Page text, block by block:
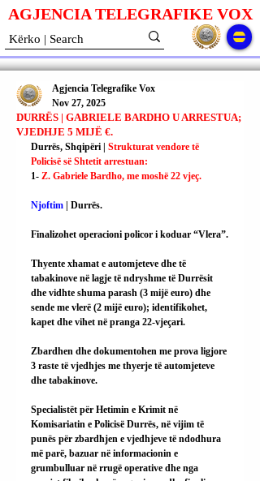
AGJENCIA TELEGRAFIKE VOX
DURRËS | GABRIELE BARDHO U ARRESTUA;
VJEDHJE 5 MIJË €.
Agjencia Telegrafike Vox
Nov 27, 2025
Durrës, Shqipëri | Strukturat vendore të
Policisë së Shtetit arrestuan:
1- Z. Gabriele Bardho, me moshë 22 vjeç.
Njoftim | Durrës.
Finalizohet operacioni policor i koduar “Vlera”.
Thyente xhamat e automjeteve dhe të
tabakinove në lagje të ndryshme të Durrësit
dhe vidhte shuma parash (3 mijë euro) dhe
sende me vlerë (2 mijë euro); identifikohet,
kapet dhe vihet në pranga 22-vjeçari.
Zbardhen dhe dokumentohen me prova ligjore
3 raste të vjedhjes me thyerje të automjeteve
dhe tabakinove.
Specialistët për Hetimin e Krimit në
Komisariatin e Policisë Durrës, në vijim të
punës për zbardhjen e vjedhjeve të ndodhura
më parë, bazuar në informacionin e
grumbulluar në rrugë operative dhe nga